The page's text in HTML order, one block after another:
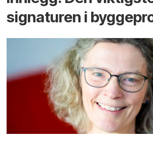
signaturen i